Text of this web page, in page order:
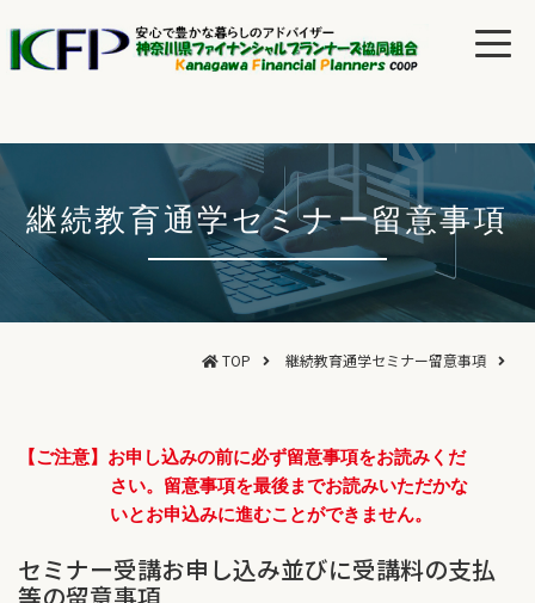
継続教育通学セミナー留意事項
TOP 継続教育通学セミナー留意事項
【ご注意】お申し込みの前に必ず留意事項をお読みくだ
さい。留意事項を最後までお読みいただかな
いとお申込みに進むことができません。
セミナー受講お申し込み並びに受講料の支払